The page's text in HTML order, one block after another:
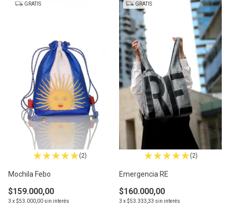
GRATIS
(2)
Mochila Febo
$159.000,00
3 x$53.000,00 sin interés
GRATIS
(2)
Emergencia RE
$160.000,00
3 x$53.333,33 sin interés